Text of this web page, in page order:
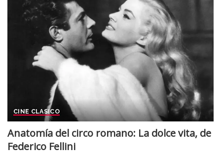
CINE CLASICO
Anatomía del circo romano: La dolce vita, de
Federico Fellini